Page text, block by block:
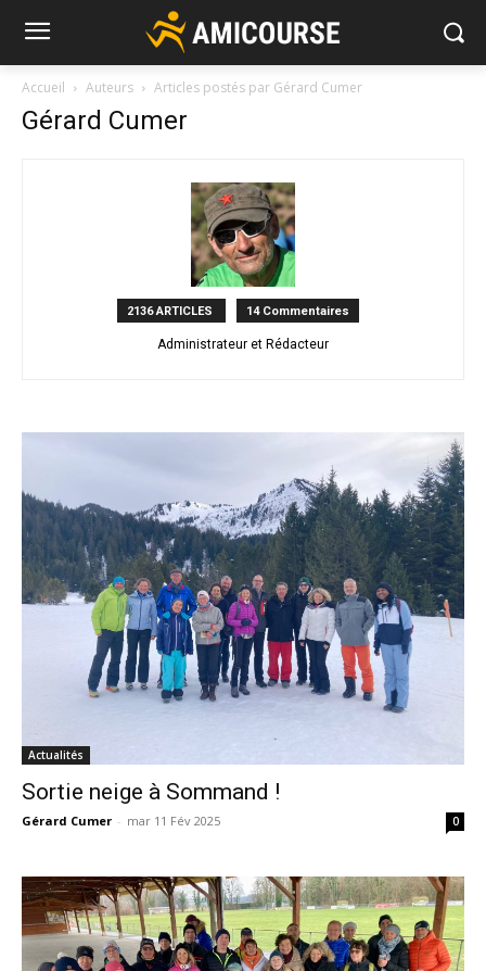
Accueil Auteurs Articles postés par Gérard Cumer
Gérard Cumer
2136 ARTICLES 14 Commentaires
Administrateur et Rédacteur
Actualités
Sortie neige à Sommand !
Gérard Cumer - mar 11 Fév 2025 0